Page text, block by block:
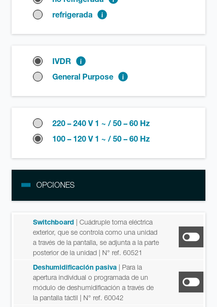
refrigerada
IVDR
General Purpose
220 – 240 V 1 ~ / 50 – 60 Hz
100 – 120 V 1 ~ / 50 – 60 Hz
OPCIONES
Switchboard | Cuádruple toma eléctrica
exterior, que se controla como una unidad
a través de la pantalla, se adjunta a la parte
posterior de la unidad | N° ref. 60521
Deshumidificación pasiva | Para la
apertura individual o programada de un
módulo de deshumidificación a través de
la pantalla táctil | N° ref. 60042